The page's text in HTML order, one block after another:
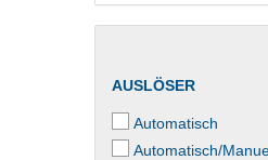
AUSLÖSER
Automatisch
Automatisch/